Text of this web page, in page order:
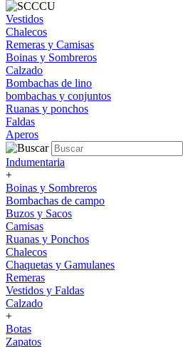
Vestidos
Chalecos
Remeras y Camisas
Boinas y Sombreros
Calzado
Bombachas de lino
bombachas y conjuntos
Ruanas y ponchos
Faldas
Aperos
Indumentaria
+
Boinas y Sombreros
Bombachas de campo
Buzos y Sacos
Camisas
Ruanas y Ponchos
Chalecos
Chaquetas y Gamulanes
Remeras
Vestidos y Faldas
Calzado
+
Botas
Zapatos